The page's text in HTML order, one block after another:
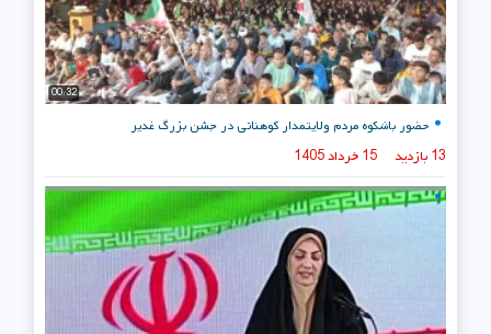
00:32
حضور باشکوه مردم ولایتمدار کوهنانی در جشن بزرگ غدیر
13 بازدید 15 خرداد 1405